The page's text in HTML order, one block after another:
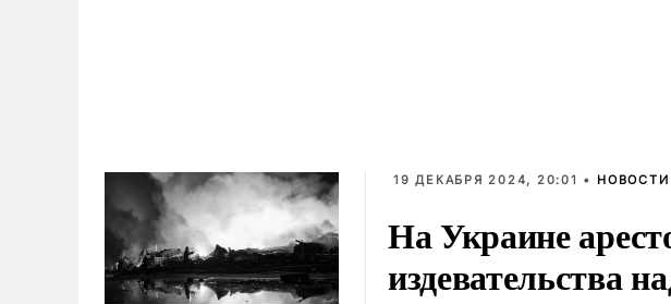
19 ДЕКАБРЯ 2024, 20:01 •
На Украине
издевательства